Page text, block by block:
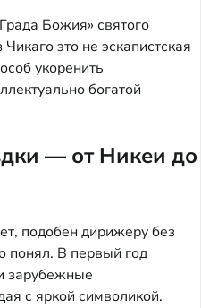
Божия» святого
это не эскапистская
укоренить
богатой
— от Никеи до
подобен дирижеру без
понял. В первый год
зарубежные
с яркой символикой.